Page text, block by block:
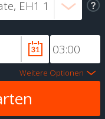
Weitere Optionen